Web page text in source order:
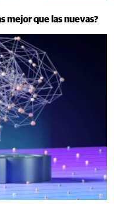
mejor que las nuevas?